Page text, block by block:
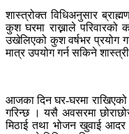
शास्त्रोक्त विधिअनुसार
कुश घरमा राख्नाले
उखेलिएको कुश वर्षभर प्रयोग
मात्र उपयोग गर्न सकिने
आजका दिन घर-घरमा राखिएको
गरिन्छ । यसै अवसरमा
मिठाई तथा भोजन खुवाई आदर